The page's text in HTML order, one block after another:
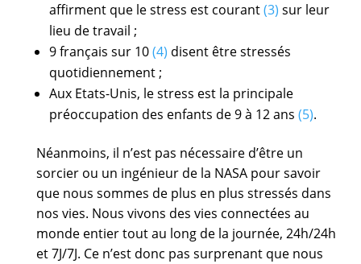
affirment que le stress est courant(3) sur leur
lieu de travail ;
9 français sur 10(4) disent être stressés
quotidiennement ;
Aux Etats-Unis, le stress est la principale
préoccupation des enfants de 9 à 12 ans (5).
Néanmoins, il n’est pas nécessaire d’être un
sorcier ou un ingénieur de la NASA pour savoir
que nous sommes de plus en plus stressés dans
nos vies. Nous vivons des vies connectées au
monde entier tout au long de la journée, 24h/24h
et 7J/7J. Ce n’est donc pas surprenant que nous